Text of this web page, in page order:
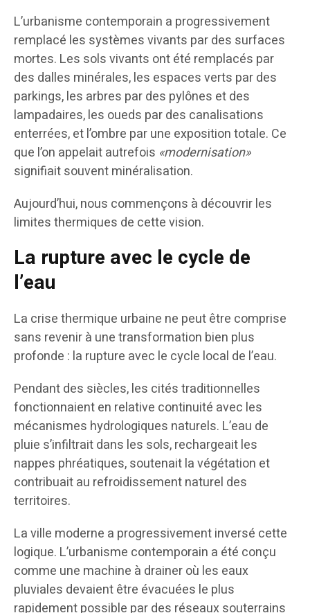
L’urbanisme contemporain a progressivement
remplacé les systèmes vivants par des surfaces
mortes. Les sols vivants ont été remplacés par
des dalles minérales, les espaces verts par des
parkings, les arbres par des pylônes et des
lampadaires, les oueds par des canalisations
enterrées, et l’ombre par une exposition totale. Ce
que l’on appelait autrefois «modernisation»
signifiait souvent minéralisation.
Aujourd’hui, nous commençons à découvrir les
limites thermiques de cette vision.
La rupture avec le cycle de
l’eau
La crise thermique urbaine ne peut être comprise
sans revenir à une transformation bien plus
profonde : la rupture avec le cycle local de l’eau.
Pendant des siècles, les cités traditionnelles
fonctionnaient en relative continuité avec les
mécanismes hydrologiques naturels. L’eau de
pluie s’infiltrait dans les sols, rechargeait les
nappes phréatiques, soutenait la végétation et
contribuait au refroidissement naturel des
territoires.
La ville moderne a progressivement inversé cette
logique. L’urbanisme contemporain a été conçu
comme une machine à drainer où les eaux
pluviales devaient être évacuées le plus
rapidement possible par des réseaux souterrains